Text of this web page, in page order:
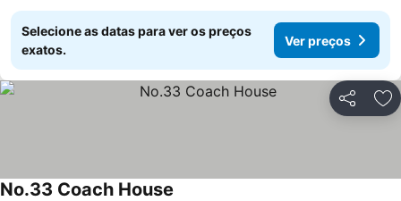
Selecione as datas para ver os preços
exatos.
Ver preços
Partilhar
No.33 Coach House